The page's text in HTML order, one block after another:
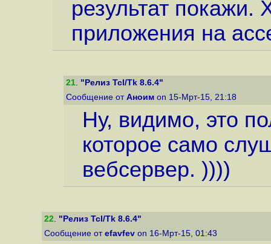
результат покажи.
приложения на
21. "Релиз Tcl/Tk 8.6.4"
Сообщение от Аноим on 15-Мрт-15, 21:18
Ну, видимо, это
которое само
вебсервер. ))))
22. "Релиз Tcl/Tk 8.6.4"
Сообщение от efavfev on 16-Мрт-15, 01:43